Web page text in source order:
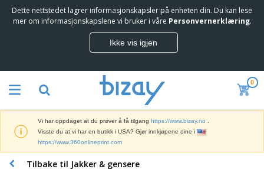
Dette nettstedet lagrer informasjonskapsler på enheten din. Du kan lese
mer om informasjonskapslene vi bruker i våre Personvernerklæring.
Ikke vis igjen
0
Vi har oppdaget at du prøver å få tilgang https://www.bizay.no
Visste du at vi har en butikk i USA? Gjør innkjøpene dine i
https://www.360onlineprint.com
Tilbake til Jakker & gensere